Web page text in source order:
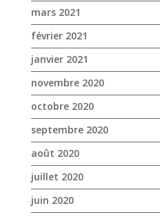
mars 2021
février 2021
janvier 2021
novembre 2020
octobre 2020
septembre 2020
août 2020
juillet 2020
juin 2020